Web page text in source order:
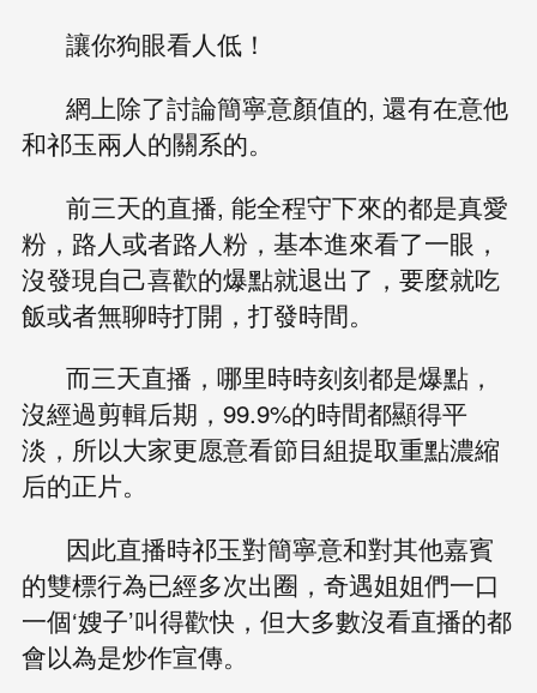
讓你狗眼看人低！
網上除了討論簡寧意顏值的, 還有在意他
和祁玉兩人的關系的。
前三天的直播, 能全程守下來的都是真愛
粉，路人或者路人粉，基本進來看了一眼，
沒發現自己喜歡的爆點就退出了，要麼就吃
飯或者無聊時打開，打發時間。
而三天直播，哪里時時刻刻都是爆點，
沒經過剪輯后期，99.9%的時間都顯得平
淡，所以大家更愿意看節目組提取重點濃縮
后的正片。
因此直播時祁玉對簡寧意和對其他嘉賓
的雙標行為已經多次出圈，奇遇姐姐們一口
一個‘嫂子’叫得歡快，但大多數沒看直播的都
會以為是炒作宣傳。